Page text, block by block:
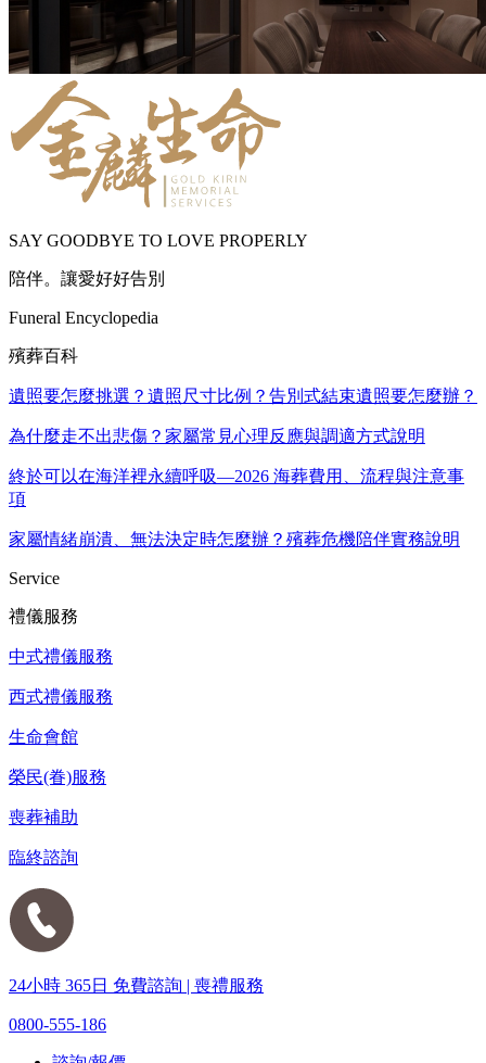
SAY GOODBYE TO LOVE PROPERLY
陪伴。讓愛好好告別
Funeral Encyclopedia
殯葬百科
遺照要怎麼挑選？遺照尺寸比例？告別式結束遺照要怎麼辦？
為什麼走不出悲傷？家屬常見心理反應與調適方式說明
終於可以在海洋裡永續呼吸—2026 海葬費用、流程與注意事
項
家屬情緒崩潰、無法決定時怎麼辦？殯葬危機陪伴實務說明
Service
禮儀服務
中式禮儀服務
西式禮儀服務
生命會館
榮民(眷)服務
喪葬補助
臨終諮詢
24小時 365日 免費諮詢 | 喪禮服務
0800-555-186